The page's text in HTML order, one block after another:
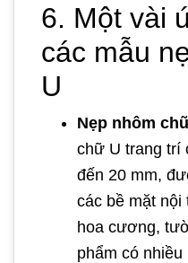
6. Một vài
các mẫu
U
Nẹp nhôm
chữ U trang trí
đến 20 mm,
các bề mặt nội
hoa cương,
phẩm có